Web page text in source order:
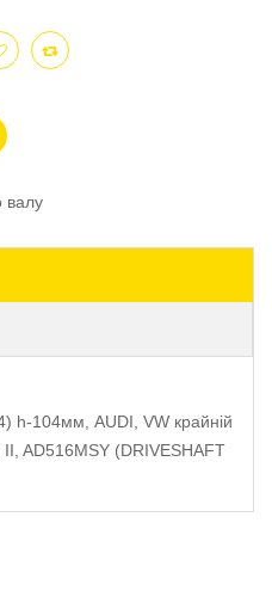
валу
h-104мм, AUDI, VW крайній
AD516MSY (DRIVESHAFT